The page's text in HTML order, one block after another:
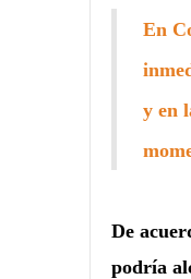
En
y en
De
podría